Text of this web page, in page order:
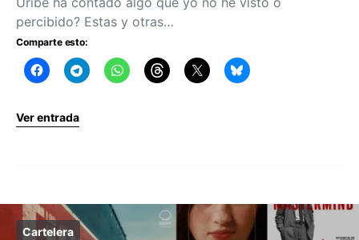
percibido? Estas y otras…
Comparte esto:
Ver entrada
Cartelera